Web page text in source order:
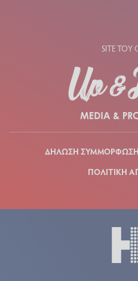
SITE
ΔΗΛΩΣΗ
ΠΟΛΙΤΙΚΗ